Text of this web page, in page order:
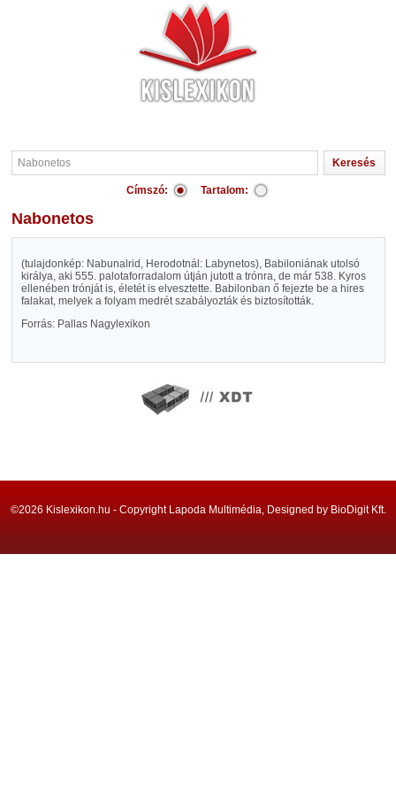
Címszó: Tartalom:
Nabonetos
(tulajdonkép: Nabunalrid, Herodotnál: Labynetos), Babiloniának utolsó
királya, aki 555. palotaforradalom útján jutott a trónra, de már 538. Kyros
ellenében trónját is, életét is elvesztette. Babilonban ő fejezte be a hires
falakat, melyek a folyam medrét szabályozták és biztosították.
Forrás: Pallas Nagylexikon
©2026 Kislexikon.hu - Copyright Lapoda Multimédia, Designed by BioDigit Kft.